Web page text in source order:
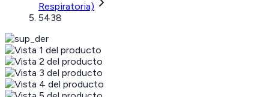
Respiratoria)
5438